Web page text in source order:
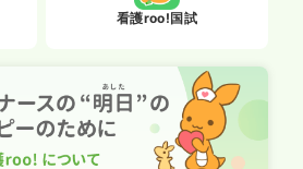
看護roo!国試